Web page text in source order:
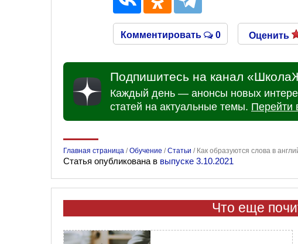
Комментировать 0 Оценить
Подпишитесь на канал
Каждый день — анонсы новых
статей на актуальные темы. Перейти
Главная страница /Обучение /Статьи / Как образуются слова в
Статья опубликована в выпуске 3.10.2021
Что еще